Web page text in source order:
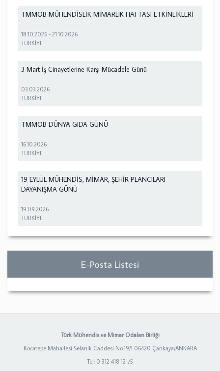
TMMOB MÜHENDİSLİK MİMARLIK HAFTASI ETKİNLİKLERİ
18.10.2026 -21.10.2026
TÜRKİYE
3 Mart İş Cinayetlerine Karşı Mücadele Günü
03.03.2026
TÜRKİYE
TMMOB DÜNYA GIDA GÜNÜ
16.10.2026
TÜRKİYE
19 EYLÜL MÜHENDİS, MİMAR, ŞEHİR PLANCILARI
DAYANIŞMA GÜNÜ
19.09.2026
TÜRKİYE
E-Posta Listesi
Türk Mühendis ve Mimar Odaları Birliği
Kocatepe Mahallesi Selanik Caddesi No:19/1 06420 Çankaya/ANKARA
Tel: 0 312 418 12 75